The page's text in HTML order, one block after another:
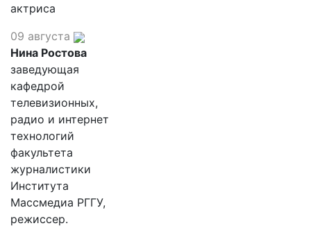
актриса
09 августа
Нина Ростова
заведующая
кафедрой
телевизионных,
радио и интернет
технологий
факультета
журналистики
Института
Массмедиа РГГУ,
режиссер.